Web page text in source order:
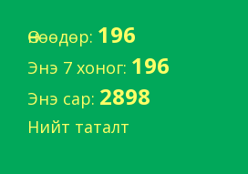
Өнөөдөр: 196
Энэ 7 хоног: 196
Энэ сар: 2898
Нийт таталт